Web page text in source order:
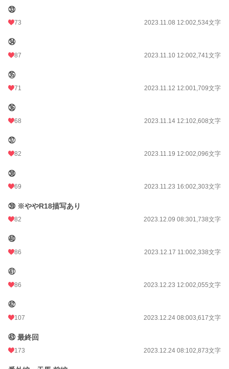
㉝
73 2023.11.08 12:002,534文字
㉞
87 2023.11.10 12:002,741文字
㉟
71 2023.11.12 12:001,709文字
㊱
68 2023.11.14 12:102,608文字
㊲
82 2023.11.19 12:002,096文字
㊳
69 2023.11.23 16:002,303文字
㊴ ※ややR18描写あり
82 2023.12.09 08:301,738文字
㊵
86 2023.12.17 11:002,338文字
㊶
86 2023.12.23 12:002,055文字
㊷
107 2023.12.24 08:003,617文字
㊸ 最終回
173 2023.12.24 08:102,873文字